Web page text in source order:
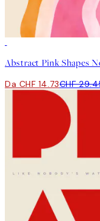
Da CHF 14.73CHF